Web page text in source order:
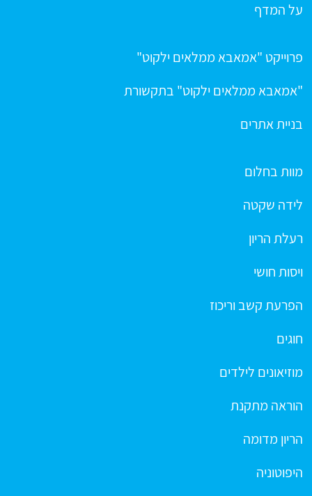
על המדף
פרוייקט "אמאבא ממלאים ילקוט"
"אמאבא ממלאים ילקוט" בתקשורת
בניית אתרים
מוות בחלום
לידה שקטה
רעלת הריון
ויסות חושי
הפרעת קשב וריכוז
חוגים
מוזיאונים לילדים
הוראה מתקנת
הריון מדומה
היפוטוניה